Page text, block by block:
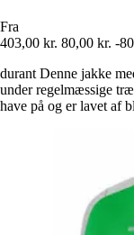
Fra
403,00 kr. 80,00 kr. -
durant Denne jakke
under regelmæssige
have på og er lavet af